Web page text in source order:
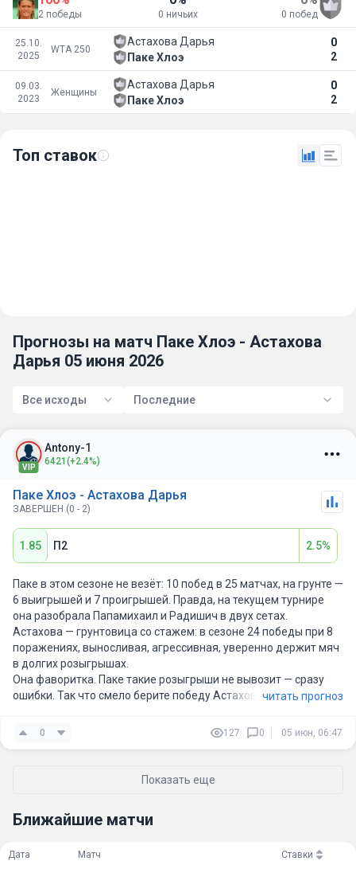
2 победы 0 ничьих 0 побед
25.10.
2025
WTA 250
Астахова Дарья
0
2
Паке Хлоэ
09.03.
2023
Женщины
Астахова Дарья
0
2
Паке Хлоэ
Топ ставок
Прогнозы на матч Паке Хлоэ - Астахова
Дарья 05 июня 2026
Все исходы Последние
VIP
Antony-1
6421 (+2.4%)
Паке Хлоэ - Астахова Дарья
ЗАВЕРШЕН (0 - 2)
1.85 П2 2.5%
Паке в этом сезоне не везёт: 10 побед в 25 матчах, на грунте —
6 выигрышей и 7 проигрышей. Правда, на текущем турнире
она разобрала Папамихаил и Радишич в двух сетах.
Астахова — грунтовица со стажем: в сезоне 24 победы при 8
поражениях, выносливая, агрессивная, уверенно держит мяч
в долгих розыгрышах.
Она фаворитка. Паке такие розыгрыши не вывозит — сразу
ошибки. Так что смело берите победу Астаховой.читать прогноз
0 127 0 05 июн, 06:47
Показать еще
Ближайшие матчи
Дата Матч Ставки